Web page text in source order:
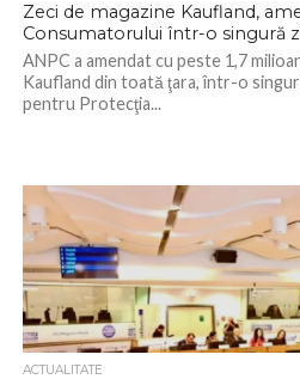
Zeci de magazine Kaufland,
Consumatorului într-o singură
ANPC a amendat cu peste 1,7
Kaufland din toată ţara, într-o
pentru Protecţia...
ACTUALITATE